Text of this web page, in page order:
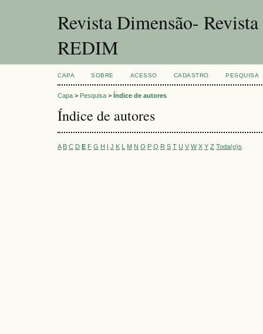
Revista Dimensão-
REDIM
CAPA SOBRE ACESSO CADASTRO PESQUISA
Capa > Pesquisa > Índice de autores
Índice de autores
A B C D E F G H I J K L M N O P Q R S T U V W X Y Z Toda(o)s